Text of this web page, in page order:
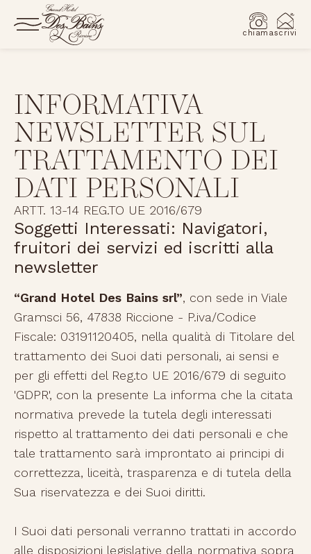
chiamascrivi
INFORMATIVA
NEWSLETTER SUL
TRATTAMENTO DEI
DATI PERSONALI
ARTT. 13-14 REG.TO UE 2016/679
Soggetti Interessati: Navigatori,
fruitori dei servizi ed iscritti alla
newsletter
“Grand Hotel Des Bains srl”, con sede in Viale
Gramsci 56, 47838 Riccione - P.iva/Codice
Fiscale: 03191120405, nella qualità di Titolare del
trattamento dei Suoi dati personali, ai sensi e
per gli effetti del Reg.to UE 2016/679 di seguito
'GDPR', con la presente La informa che la citata
normativa prevede la tutela degli interessati
rispetto al trattamento dei dati personali e che
tale trattamento sarà improntato ai principi di
correttezza, liceità, trasparenza e di tutela della
Sua riservatezza e dei Suoi diritti.
I Suoi dati personali verranno trattati in accordo
alle disposizioni legislative della normativa sopra